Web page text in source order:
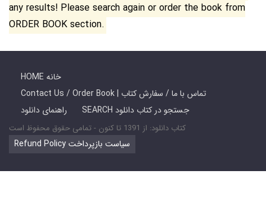
any results! Please search again or order the book from
ORDER BOOK section.
HOME خانه
Contact Us / Order Book | تماس با ما / سفارش کتاب
راهنمای دانلود
SEARCH جستجو در کتاب دانلود
کتاب دانلود: از 1391 تا کنون - تمامی حقوق محفوظ است
Refund Policy سیاست بازپرداخت